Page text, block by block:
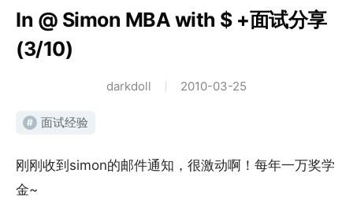
In @ Simon MBA with $ +面试分享
(3/10)
darkdoll 2010-03-25
# 面试经验
刚刚收到simon的邮件通知，很激动啊！每年一万奖学
金~